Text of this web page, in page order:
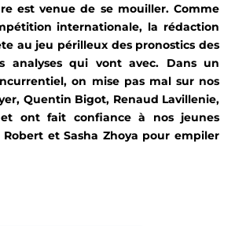
est venue de se mouiller. Comme
internationale, la rédaction
au jeu périlleux des pronostics des
analyses qui vont avec. Dans un
on mise pas mal sur nos
Quentin Bigot, Renaud Lavillenie,
et ont fait confiance à nos jeunes
et Sasha Zhoya pour empiler